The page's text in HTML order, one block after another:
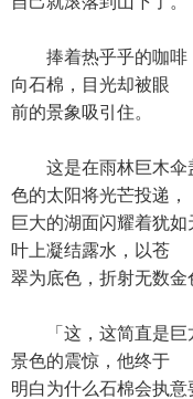
捧着热乎乎的咖啡
向石棉，目光却被眼
前的景象吸引住。
这是在雨林巨木伞
色的太阳将光芒投递，
巨大的湖面闪耀着犹
叶上凝结露水，以苍
翠为底色，折射无数金
「这，这简直是巨
景色的震惊，他终于
明白为什么石棉会执